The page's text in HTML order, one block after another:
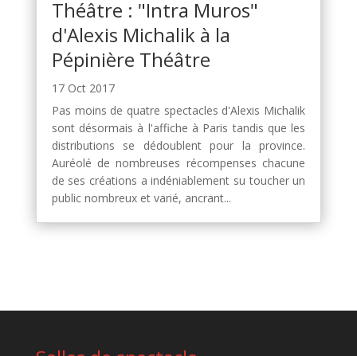
Théâtre : "Intra Muros"
d'Alexis Michalik à la
Pépinière Théâtre
17 Oct 2017
Pas moins de quatre spectacles d'Alexis Michalik
sont désormais à l'affiche à Paris tandis que les
distributions se dédoublent pour la province.
Auréolé de nombreuses récompenses chacune
de ses créations a indéniablement su toucher un
public nombreux et varié, ancrant...